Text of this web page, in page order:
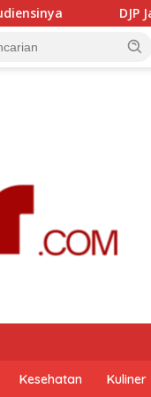
Gandeng GP Ansor
Kesehatan Kuliner